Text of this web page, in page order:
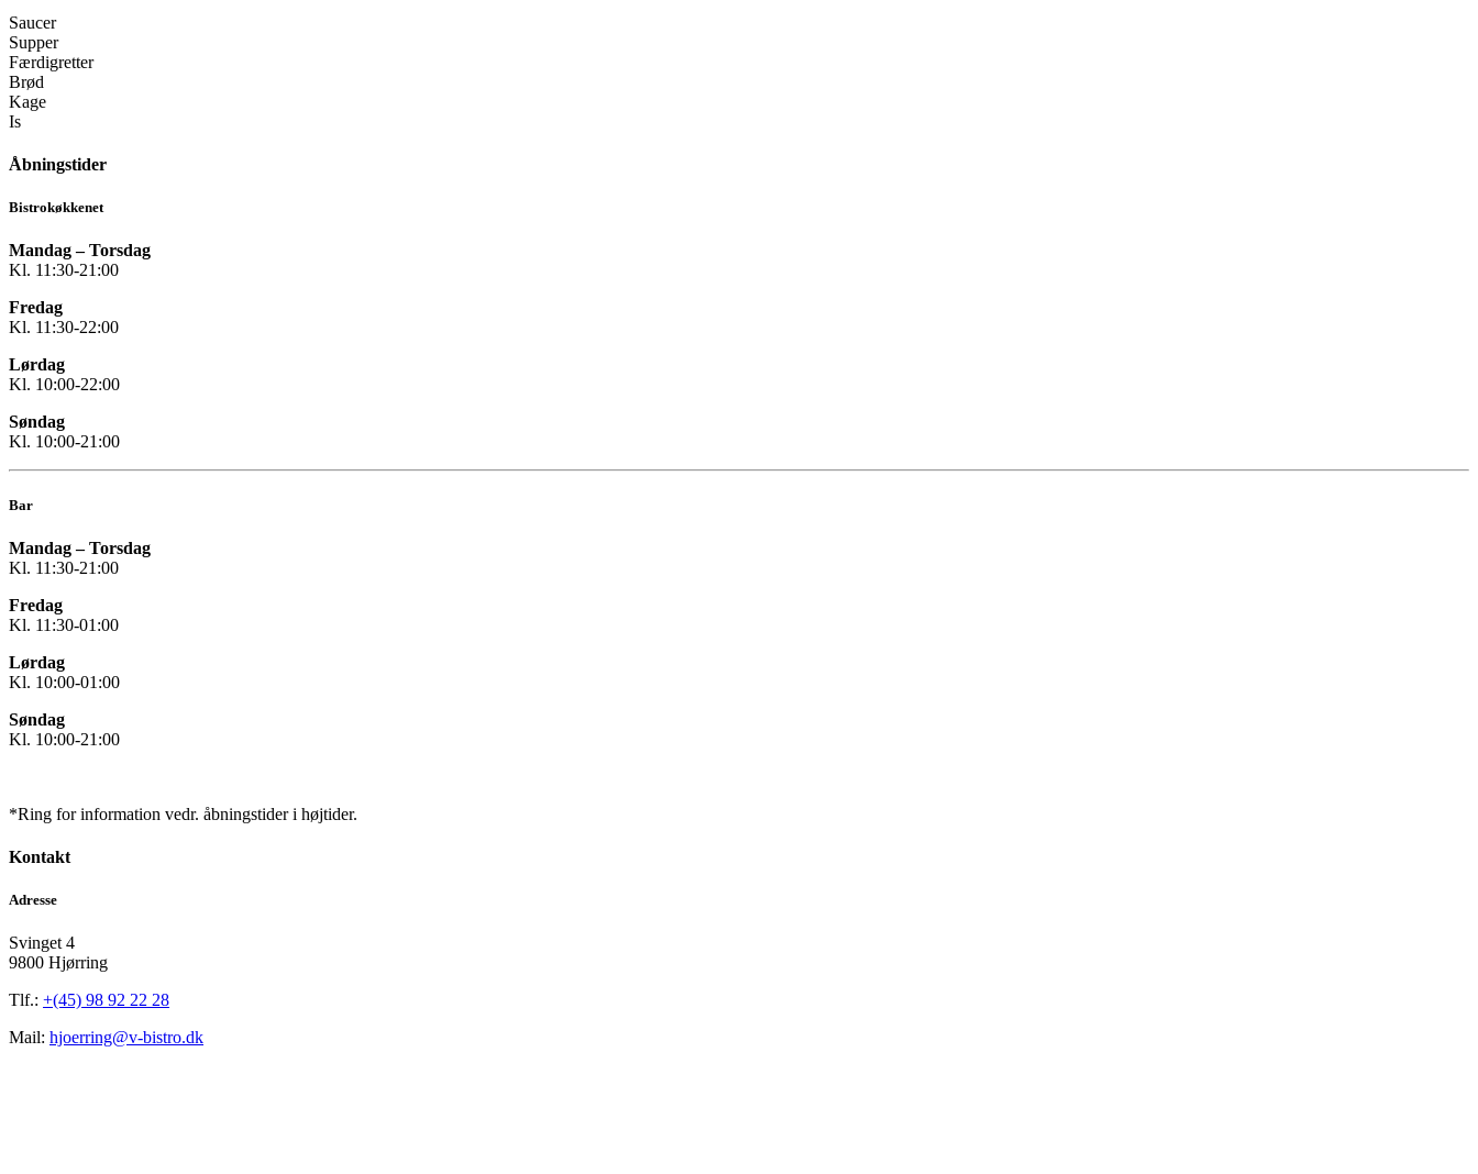
Saucer
Supper
Færdigretter
Brød
Kage
Is
Åbningstider
Bistrokøkkenet
Mandag – Torsdag
Kl. 11:30-21:00
Fredag
Kl. 11:30-22:00
Lørdag
Kl. 10:00-22:00
Søndag
Kl. 10:00-21:00
Bar
Mandag – Torsdag
Kl. 11:30-21:00
Fredag
Kl. 11:30-01:00
Lørdag
Kl. 10:00-01:00
Søndag
Kl. 10:00-21:00
*Ring for information vedr. åbningstider i højtider.
Kontakt
Adresse
Svinget 4
9800 Hjørring
Tlf.: +(45) 98 92 22 28
Mail: hjoerring@v-bistro.dk